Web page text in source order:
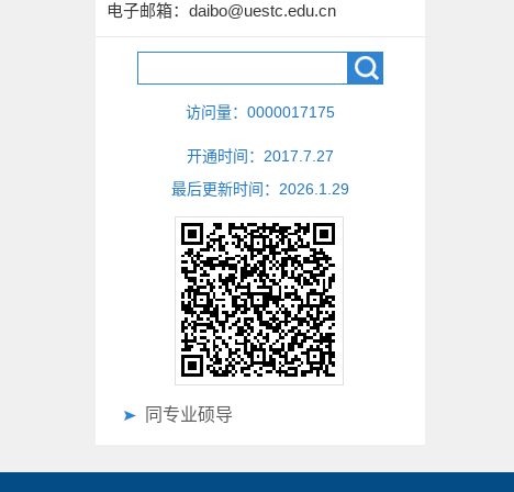
电子邮箱： daibo@uestc.edu.cn
访问量： 0000017175
开通时间： 2017 7 27
最后更新时间： 2026 1 29
同专业硕导